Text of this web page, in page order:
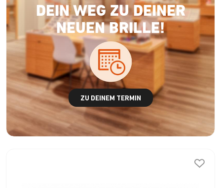
DEIN WEG ZU DEINER
NEUEN BRILLE!
ZU DEINEM TERMIN